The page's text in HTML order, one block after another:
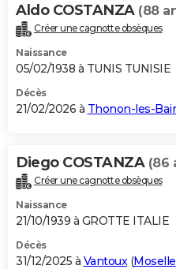
Carte de Noël
Carte Bonne année
Carte Saint-Valentin
Carte Pâques
Carte d'anniversaire
DICTIONNAIRE
Dictionnaire
Biographies
Citations
Expressions
Proverbes
PROGRAMME TV
S'inscrire
Se connecter
Lycées
Collèges
Primaires
Universités
Entreprises
Service militaire
Avis de recherche
AVIS DE DÉCÈS
Bricolage
Lifestyle
Culture
Sport
Auto
Television
Voyage
Cinema
Aldo COSTANZA (88
Créer une cagnotte obsèques
Naissance
05/02/1938 à TUNIS TUNISIE
Décès
21/02/2026 à Thonon-les-
Diego COSTANZA (86
Créer une cagnotte obsèques
Naissance
21/10/1939 à GROTTE ITALIE
Décès
31/12/2025 à Vantoux(Moselle